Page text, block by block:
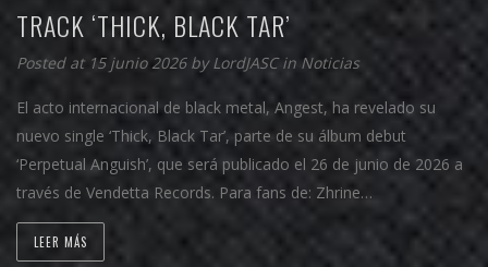
TRACK ‘THICK, BLACK TAR’
Posted at 15 junio 2026 byLordJASCin Noticias
El acto internacional de black metal, Angest, ha revelado su
nuevo single ‘Thick, Black Tar’, parte de su álbum debut
‘Perpetual Anguish’, que será publicado el 26 de junio de 2026 a
través de Vendetta Records. Para fans de: Zhrine…
LEER MÁS